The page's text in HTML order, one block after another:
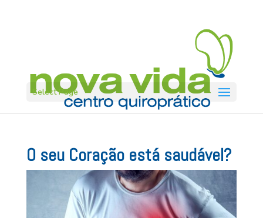
Select Page
O seu Coração está saudável?